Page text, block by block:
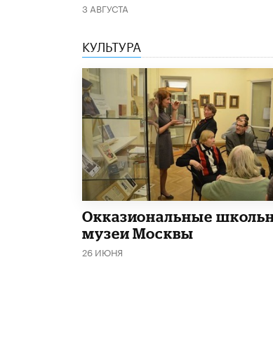
3 АВГУСТА
КУЛЬТУРА
​Окказиональные
музеи Москвы
26 ИЮНЯ